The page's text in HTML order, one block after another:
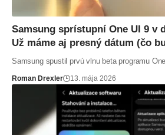
Samsung sprístupní One UI 9 v
Už máme aj presný dátum (čo
Samsung spustil prvú vlnu beta programu
Roman Drexler 13. mája 2026